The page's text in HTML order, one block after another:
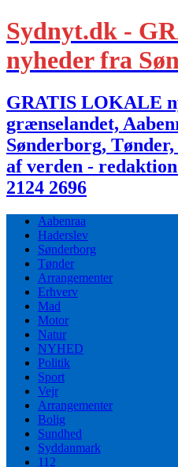
Sydnyt.dk -
nyheder fra
GRATIS LOKALE
grænselandet,
Sønderborg,
af verden -
2124 2696
Aabenraa
Haderslev
Sønderborg
Tønder
Arrangementer
Erhverv
Mad
Motor
Natur
NYHED
Politik
Sport
Vejr
Arrangementer
Bolig
Sundhed
Syddanmark
112